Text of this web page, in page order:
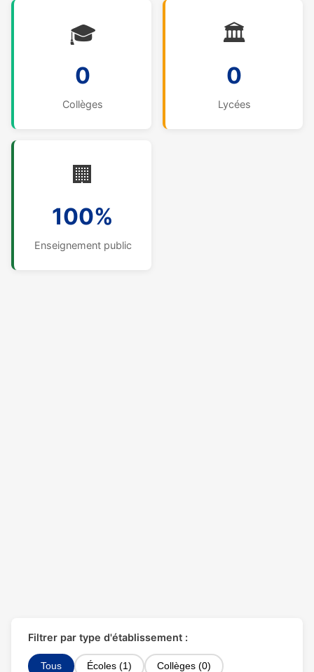
🎓
0
Collèges
🏛️
0
Lycées
🏢
100%
Enseignement public
Filtrer par type d'établissement :
Tous Écoles (1) Collèges (0)